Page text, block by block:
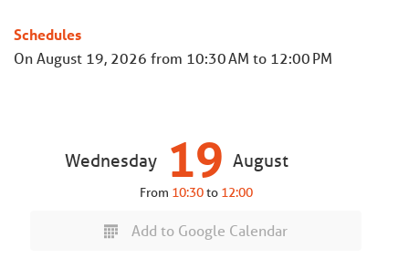
Schedules
OnAugust 19, 2026 from 10:30 AM to 12:00 PM
Wednesday 19 August
From 10:30to 12:00
Add to Google Calendar